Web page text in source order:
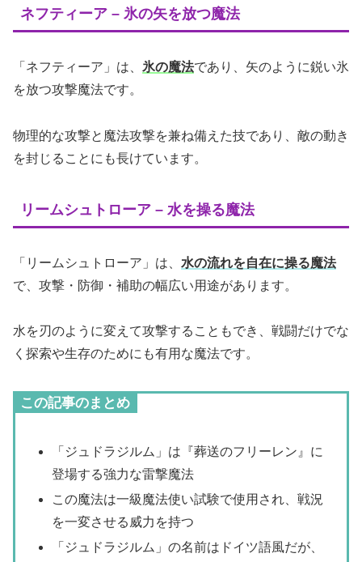
ネフティーア – 氷の矢を放つ魔法
「ネフティーア」は、 氷の魔法であり、矢のように鋭い氷
を放つ攻撃魔法です。
物理的な攻撃と魔法攻撃を兼ね備えた技であり、敵の動き
を封じることにも長けています。
リームシュトローア – 水を操る魔法
「リームシュトローア」は、 水の流れを自在に操る魔法
で、攻撃・防御・補助の幅広い用途があります。
水を刃のように変えて攻撃することもでき、戦闘だけでな
く探索や生存のためにも有用な魔法です。
この記事のまとめ
「ジュドラジルム」は『葬送のフリーレン』に
登場する強力な雷撃魔法
この魔法は一級魔法使い試験で使用され、戦況
を一変させる威力を持つ
「ジュドラジルム」の名前はドイツ語風だが、